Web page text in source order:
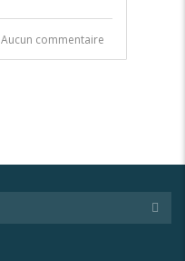
Aucun commentaire